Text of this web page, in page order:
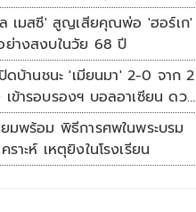
ล เมสซี' สูญเสียคุณพ่อ 'ฮอร์เก'
ย่างสงบในวัย 68 ปี
ดบ้านชนะ 'เมียนมา' 2-0 จาก 2
เข้ารอบรองฯ บอลอาเซียน ดวล
'
ยมพร้อม พิธีการศพในพระบรม
ราะห์ เหตุยิงในโรงเรียน